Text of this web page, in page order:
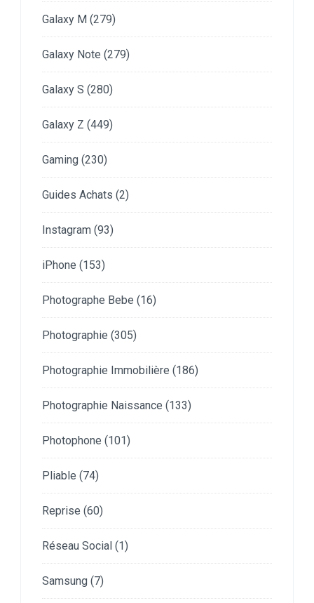
Galaxy M (279)
Galaxy Note (279)
Galaxy S (280)
Galaxy Z (449)
Gaming (230)
Guides Achats (2)
Instagram (93)
iPhone (153)
Photographe Bebe (16)
Photographie (305)
Photographie Immobilière (186)
Photographie Naissance (133)
Photophone (101)
Pliable (74)
Reprise (60)
Réseau Social (1)
Samsung (7)